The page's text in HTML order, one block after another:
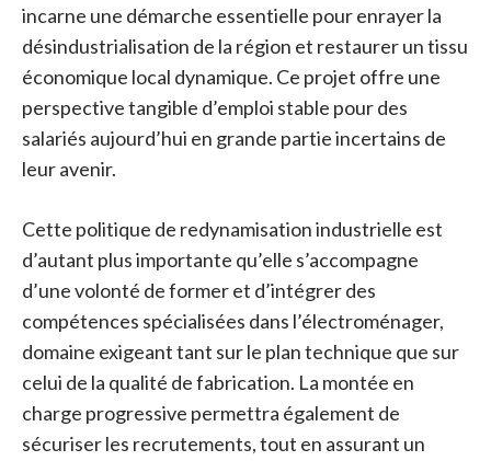
incarne une démarche essentielle pour enrayer la
désindustrialisation de la région et restaurer un tissu
économique local dynamique. Ce projet offre une
perspective tangible d’emploi stable pour des
salariés aujourd’hui en grande partie incertains de
leur avenir.
Cette politique de redynamisation industrielle est
d’autant plus importante qu’elle s’accompagne
d’une volonté de former et d’intégrer des
compétences spécialisées dans l’électroménager,
domaine exigeant tant sur le plan technique que sur
celui de la qualité de fabrication. La montée en
charge progressive permettra également de
sécuriser les recrutements, tout en assurant un